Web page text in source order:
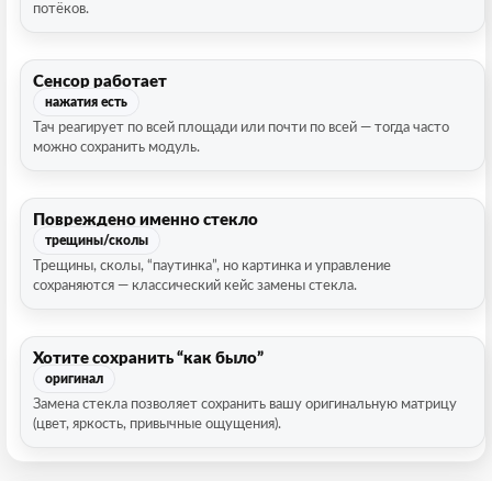
потёков.
Сенсор работает
нажатия есть
Тач реагирует по всей площади или почти по всей — тогда часто
можно сохранить модуль.
Повреждено именно стекло
трещины/сколы
Трещины, сколы, “паутинка”, но картинка и управление
сохраняются — классический кейс замены стекла.
Хотите сохранить “как было”
оригинал
Замена стекла позволяет сохранить вашу оригинальную матрицу
(цвет, яркость, привычные ощущения).